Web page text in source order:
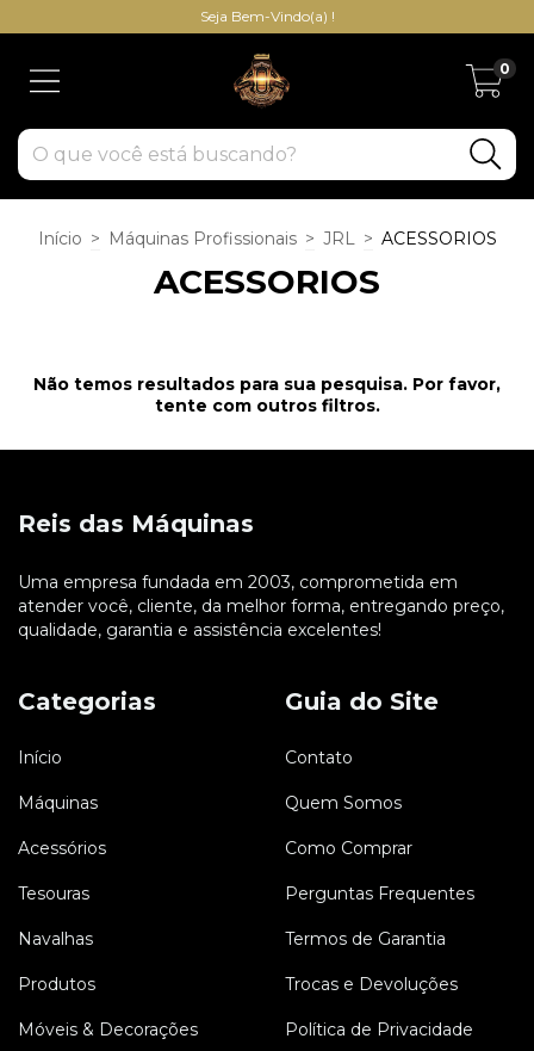
Seja Bem-Vindo(a) !
0
Início > Máquinas Profissionais > JRL > ACESSORIOS
ACESSORIOS
Não temos resultados para sua pesquisa. Por favor,
tente com outros filtros.
Reis das Máquinas
Uma empresa fundada em 2003, comprometida em
atender você, cliente, da melhor forma, entregando preço,
qualidade, garantia e assistência excelentes!
Categorias
Início
Máquinas
Acessórios
Tesouras
Navalhas
Produtos
Móveis & Decorações
Guia do Site
Contato
Quem Somos
Como Comprar
Perguntas Frequentes
Termos de Garantia
Trocas e Devoluções
Política de Privacidade